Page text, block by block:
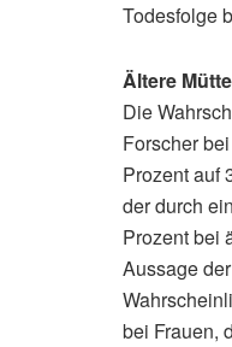
Todesfolge
Ältere
Die
Forscher
Prozent auf
der durch
Prozent bei
Aussage
bei Frauen,